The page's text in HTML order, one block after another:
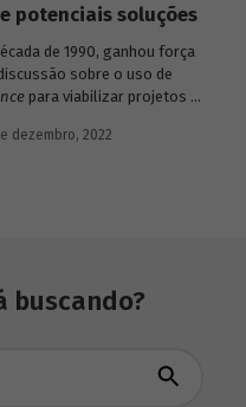
potenciais soluções
de 1990, ganhou força
sobre o uso de
para viabilizar projetos de
surgiram diferentes
com a indicação
dezembro, 2022
buscando?